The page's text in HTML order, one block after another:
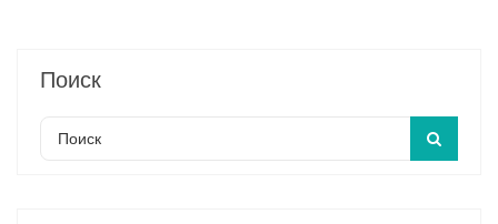
Поиск